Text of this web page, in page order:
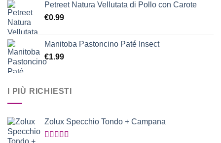
Petreet Natura Vellutata di Pollo con Carote
€0.99
Manitoba Pastoncino Paté Insect
€1.99
I PIÙ RICHIESTI
Zolux Specchio Tondo + Campana